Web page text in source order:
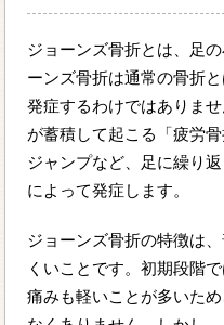
ジョーンズ骨折とは、足
ーンズ骨折は通常の骨折
発症するわけではありま
が蓄積して起こる「疲労
ジャンプなど、足に繰り
によって発症します。
ジョーンズ骨折の特徴は
くいことです。初期段階
痛みも軽いことが多いた